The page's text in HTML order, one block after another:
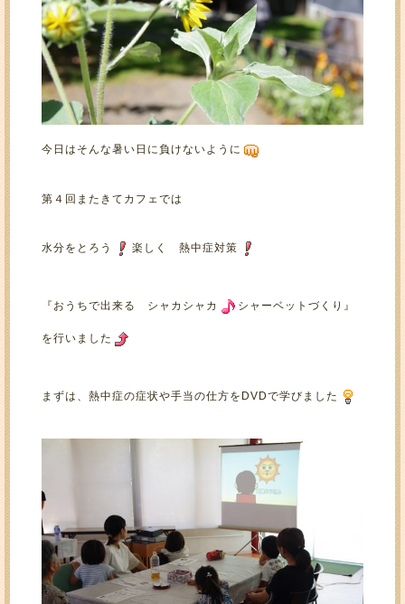
今日はそんな暑い日に負けないように
第４回またきてカフェでは
水分をとろう 楽しく 熱中症対策
『おうちで出来る シャカシャカ シャーベットづくり』
を行いました
まずは、熱中症の症状や手当の仕方をDVDで学びました